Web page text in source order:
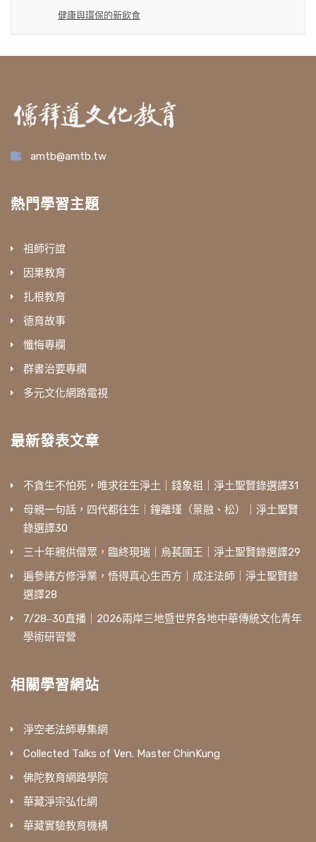
健康與環保的新飲食
amtb@amtb.tw
熱門學習主題
祖師行誼
因果教育
扎根教育
德育故事
懺悔專欄
群書治要專欄
多元文化網路電視
最新發表文章
不貪生不怕死，唯求往生淨土｜錢象祖｜淨土聖賢錄選譯31
母親一句話，四代都往生｜鐘離瑾（景融、松）｜淨土聖賢
錄選譯30
三十年親供僧眾，臨終現瑞｜烏萇國王｜淨土聖賢錄選譯29
遍參諸方修淨業，悟得真心生西方｜成注法師｜淨土聖賢錄
選譯28
7/28‒30直播｜2026兩岸三地暨世界各地中華傳統文化青年
學術研習營
相關學習網站
淨空老法師專集網
Collected Talks of Ven. Master ChinKung
佛陀教育網路學院
華藏淨宗弘化網
華藏實驗教育機構